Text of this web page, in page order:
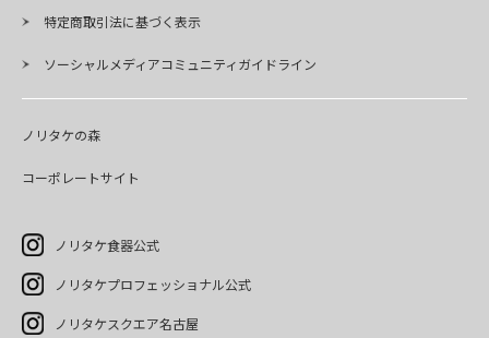
特定商取引法に基づく表示
ソーシャルメディアコミュニティガイドライン
ノリタケの森
コーポレートサイト
ノリタケ食器公式
ノリタケプロフェッショナル公式
ノリタケスクエア名古屋